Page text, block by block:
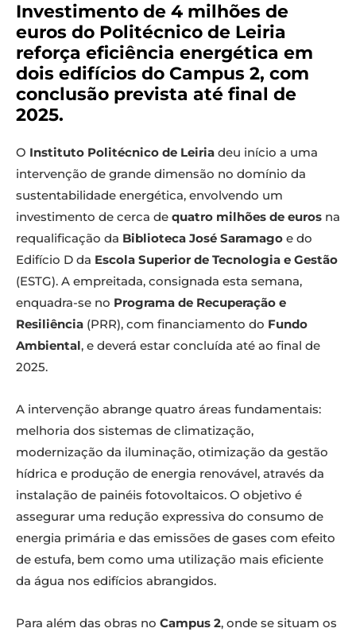
Investimento de 4 milhões de
euros do Politécnico de Leiria
reforça eficiência energética em
dois edifícios do Campus 2, com
conclusão prevista até final de
2025.
O Instituto Politécnico de Leiria deu início a uma
intervenção de grande dimensão no domínio da
sustentabilidade energética, envolvendo um
investimento de cerca de quatro milhões de euros na
requalificação da Biblioteca José Saramago e do
Edifício D da Escola Superior de Tecnologia e Gestão
(ESTG). A empreitada, consignada esta semana,
enquadra-se no Programa de Recuperação e
Resiliência (PRR), com financiamento do Fundo
Ambiental, e deverá estar concluída até ao final de
2025.
A intervenção abrange quatro áreas fundamentais:
melhoria dos sistemas de climatização,
modernização da iluminação, otimização da gestão
hídrica e produção de energia renovável, através da
instalação de painéis fotovoltaicos. O objetivo é
assegurar uma redução expressiva do consumo de
energia primária e das emissões de gases com efeito
de estufa, bem como uma utilização mais eficiente
da água nos edifícios abrangidos.
Para além das obras no Campus 2, onde se situam os